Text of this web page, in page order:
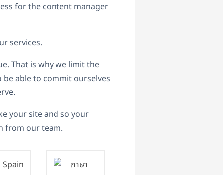
for the content manager
services.
That is why we limit the
able to commit ourselves
your site and so your
from our team.
Spain